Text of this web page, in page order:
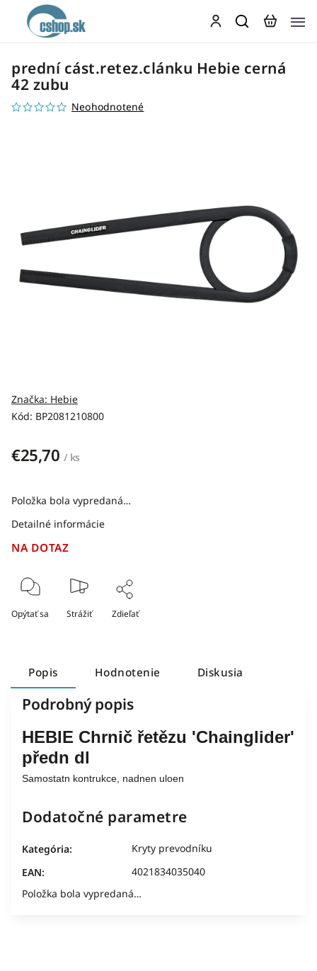
prední cást.retez.clánku Hebie cerná
42 zubu
Neohodnotené
Kód: BP2081210800
Značka: Hebie
€25,70 / ks
NA DOTAZ
Položka bola vypredaná…
Detailné informácie
Opýtať sa Strážiť Zdieľať
Popis Hodnotenie Diskusia
Podrobný popis
HEBIE Chrnič řetězu 'Chainglider'
předn dl
Samostatn kontrukce, nadnen uloen
Dodatočné parametre
Kategória:
Kryty prevodníku
EAN:
4021834035040
Položka bola vypredaná…